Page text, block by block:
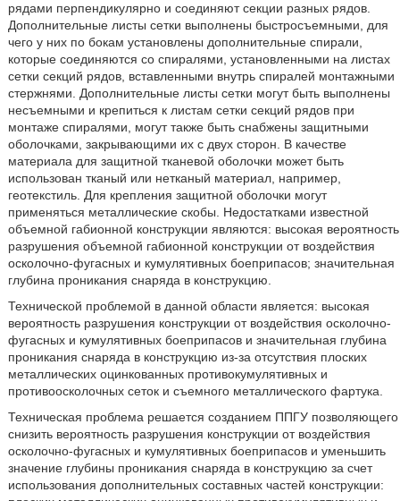
рядами перпендикулярно и соединяют секции разных рядов.
Дополнительные листы сетки выполнены быстросъемными, для
чего у них по бокам установлены дополнительные спирали,
которые соединяются со спиралями, установленными на листах
сетки секций рядов, вставленными внутрь спиралей монтажными
стержнями. Дополнительные листы сетки могут быть выполнены
несъемными и крепиться к листам сетки секций рядов при
монтаже спиралями, могут также быть снабжены защитными
оболочками, закрывающими их с двух сторон. В качестве
материала для защитной тканевой оболочки может быть
использован тканый или нетканый материал, например,
геотекстиль. Для крепления защитной оболочки могут
применяться металлические скобы. Недостатками известной
объемной габионной конструкции являются: высокая вероятность
разрушения объемной габионной конструкции от воздействия
осколочно-фугасных и кумулятивных боеприпасов; значительная
глубина проникания снаряда в конструкцию.
Технической проблемой в данной области является: высокая
вероятность разрушения конструкции от воздействия осколочно-
фугасных и кумулятивных боеприпасов и значительная глубина
проникания снаряда в конструкцию из-за отсутствия плоских
металлических оцинкованных противокумулятивных и
противоосколочных сеток и съемного металлического фартука.
Техническая проблема решается созданием ППГУ позволяющего
снизить вероятность разрушения конструкции от воздействия
осколочно-фугасных и кумулятивных боеприпасов и уменьшить
значение глубины проникания снаряда в конструкцию за счет
использования дополнительных составных частей конструкции: